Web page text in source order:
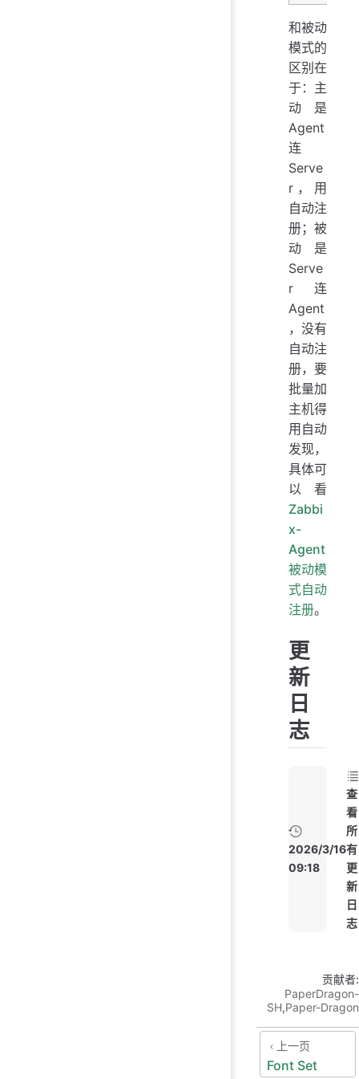
和被动
模式的
区别在
于：主
动是
Agent
连
Serve
r，用
自动注
册；被
动是
Serve
r 连
Agent
，没有
自动注
册，要
批量加
主机得
用自动
发现，
具体可
以看
Zabbi
x-
Agent
被动模
式自动
注册。
更
新
日
志
2026/3/16
09:18
查
看
所
有
更
新
日
志
贡献者:
PaperDragon-
SH,Paper-Dragon
上一页
Font Set